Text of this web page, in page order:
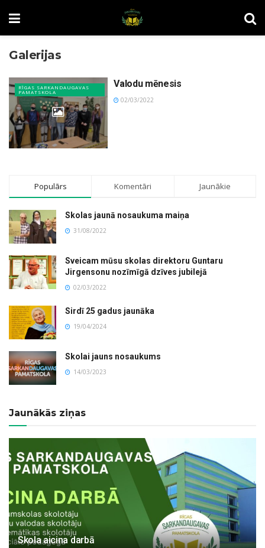
Galerijas
RĪGAS SARKANDAUGAVAS
PAMATSKOLA
Valodu mēnesis
02/03/2022
Populārs Komentāri Jaunākie
Skolas jaunā nosaukuma maiņa
31/08/2022
Sveicam mūsu skolas direktoru Guntaru
Jirgensonu nozīmīgā dzīves jubilejā
02/03/2022
Sirdī 25 gadus jaunāka
19/04/2024
Skolai jauns nosaukums
14/03/2023
Jaunākās ziņas
Skola aicina darbā